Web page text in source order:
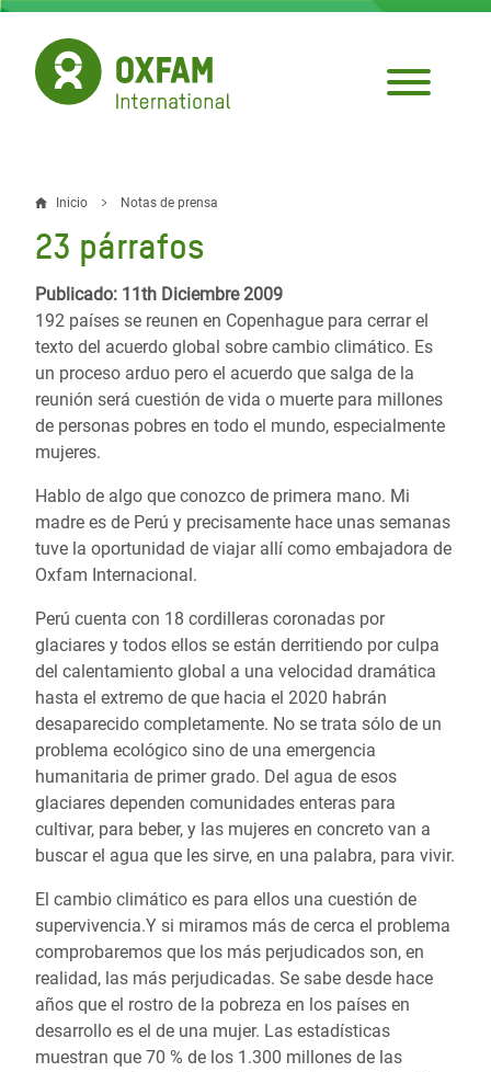
Pasar
contenido
principal
Sobrescribir
enlaces
de
ayuda
a
la
navegación
Inicio Notas de prensa
23 párrafos
Publicado: 11th Diciembre 2009
192 países se reunen en Copenhague para cerrar el
texto del acuerdo global sobre cambio climático. Es
un proceso arduo pero el acuerdo que salga de la
reunión será cuestión de vida o muerte para millones
de personas pobres en todo el mundo, especialmente
mujeres.
Hablo de algo que conozco de primera mano. Mi
madre es de Perú y precisamente hace unas semanas
tuve la oportunidad de viajar allí como embajadora de
Oxfam Internacional.
Perú cuenta con 18 cordilleras coronadas por
glaciares y todos ellos se están derritiendo por culpa
del calentamiento global a una velocidad dramática
hasta el extremo de que hacia el 2020 habrán
desaparecido completamente. No se trata sólo de un
problema ecológico sino de una emergencia
humanitaria de primer grado. Del agua de esos
glaciares dependen comunidades enteras para
cultivar, para beber, y las mujeres en concreto van a
buscar el agua que les sirve, en una palabra, para vivir.
El cambio climático es para ellos una cuestión de
supervivencia.Y si miramos más de cerca el problema
comprobaremos que los más perjudicados son, en
realidad, las más perjudicadas. Se sabe desde hace
años que el rostro de la pobreza en los países en
desarrollo es el de una mujer. Las estadísticas
muestran que 70 % de los 1.300 millones de las